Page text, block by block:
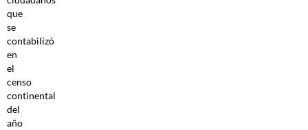
que
se
contabilizó
en
el
censo
continental
del
año